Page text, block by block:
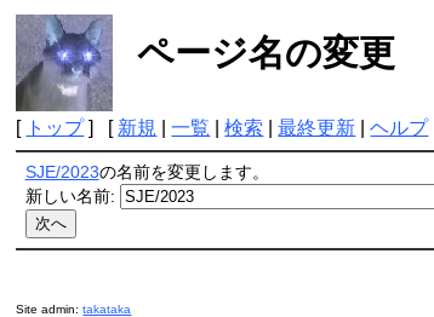
ページ名の変更
[ トップ] [ 新規 |一覧 |検索 |最終更新 |ヘルプ|
SJE/2023の名前を変更します。
新しい名前:
Site admin:takataka